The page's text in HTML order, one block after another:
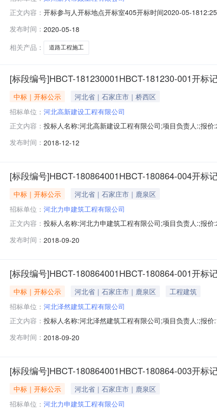
正文内容： 开标参与人开标地点开标室405开标时间2020-05-
建设集团天辰建筑工程有限公司120日历天合格
发布时间： 2020-05-18
相关产品：
道路工程施工
[标段编号]HBCT-181230001HBCT-181230-001开标
中标｜开标公示
河北省｜石家庄市｜桥西区
招标单位： 河北高新建设工程有限公司
正文内容： 投标人名称:河北高新建设工程有限公司;项目负责人:;报
天;质量要求:;保证金金额:元,投标文件递交时间:,投标人
发布时间： 2018-12-12
[标段编号]HBCT-180864001HBCT-180864-004开标
中标｜开标公示
河北省｜石家庄市｜鹿泉区
招标单位： 河北力申建筑工程有限公司
正文内容： 投标人名称:河北力申建筑工程有限公司;项目负责人:;报
质量要求:;保证金金额:元,投标文件递交时间:,投标人名
发布时间： 2018-09-20
[标段编号]HBCT-180864001HBCT-180864-001开标
中标｜开标公示 河北省｜石家庄市｜鹿泉区
工程建筑
招标单位： 河北泽然建筑工程有限公司
正文内容： 投标人名称:河北泽然建筑工程有限公司;项目负责人:;报
要求:;保证金金额:元,投标文件递交时间:,投标人名称:冀
发布时间： 2018-09-20
[标段编号]HBCT-180864001HBCT-180864-003开标
中标｜开标公示
河北省｜石家庄市｜鹿泉区
招标单位： 河北力申建筑工程有限公司